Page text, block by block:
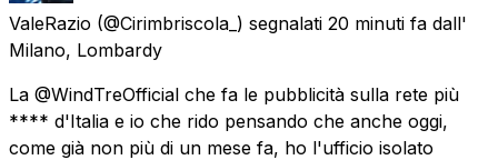
ValeRazio (@Cirimbriscola_) segnalati 20 minuti fa dall'
Milano, Lombardy
La @WindTreOfficial che fa le pubblicità sulla rete più
**** d'Italia e io che rido pensando che anche oggi,
come già non più di un mese fa, ho l'ufficio isolato